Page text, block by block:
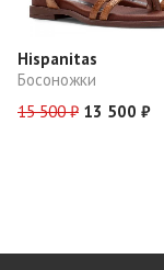
Hispanitas
Босоножки
15 500 ₽ 13 500 ₽